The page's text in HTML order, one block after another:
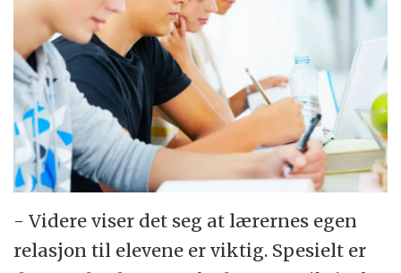
- Videre viser det seg at lærernes egen
relasjon til elevene er viktig. Spesielt er